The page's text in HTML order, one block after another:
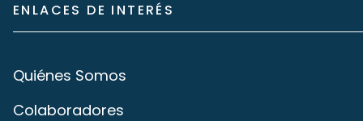
ENLACES DE INTERÉS
Quiénes Somos
Colaboradores